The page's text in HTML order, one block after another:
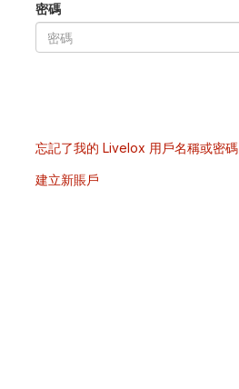
密碼
忘記了我的 Livelox 用戶名稱或密碼
建立新賬戶